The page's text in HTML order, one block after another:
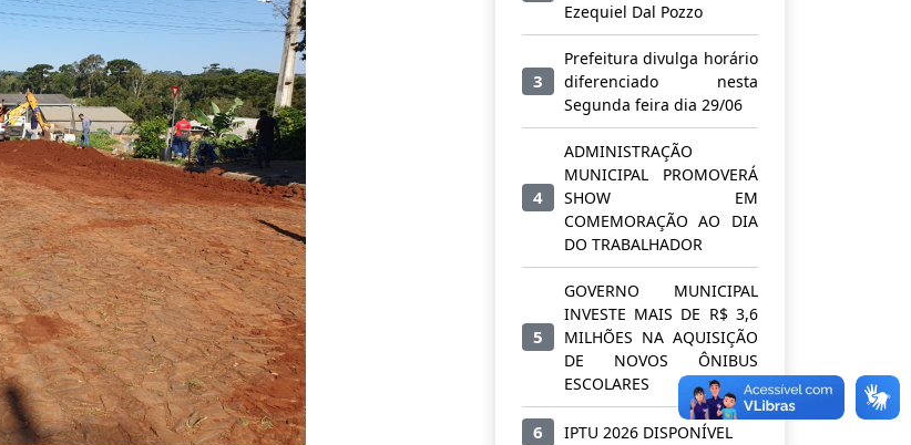
Ezequiel Dal Pozzo
3
Prefeitura divulga horário
diferenciado nesta
Segunda feira dia 29/06
4
ADMINISTRAÇÃO
MUNICIPAL PROMOVERÁ
SHOW EM
COMEMORAÇÃO AO DIA
DO TRABALHADOR
5
GOVERNO MUNICIPAL
INVESTE MAIS DE R$ 3,6
MILHÕES NA AQUISIÇÃO
DE NOVOS ÔNIBUS
ESCOLARES
6 IPTU 2026 DISPONÍVEL